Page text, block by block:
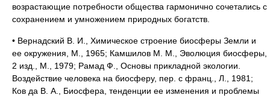
возрастающие потребности общества гармонично сочетались с
сохранением и умножением природных богатств.
• Вернадский В. И., Химическое строение биосферы Земли и
ее окружения, М., 1965; Камшилов М. М., Эволюция биосферы,
2 изд., М., 1979; Рамад Ф., Основы прикладной экологии.
Воздействие человека на биосферу, пер. с франц., Л., 1981;
Ков да В. А., Биосфера, тенденции ее изменения и проблемы